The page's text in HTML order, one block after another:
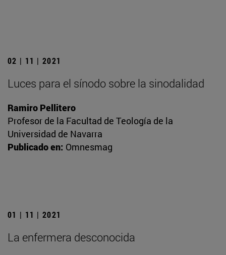
02 | 11 | 2021
Luces para el sínodo sobre la sinodalidad
Ramiro Pellitero
Profesor de la Facultad de Teología de la
Universidad de Navarra
Publicado en: Omnesmag
01 | 11 | 2021
La enfermera desconocida